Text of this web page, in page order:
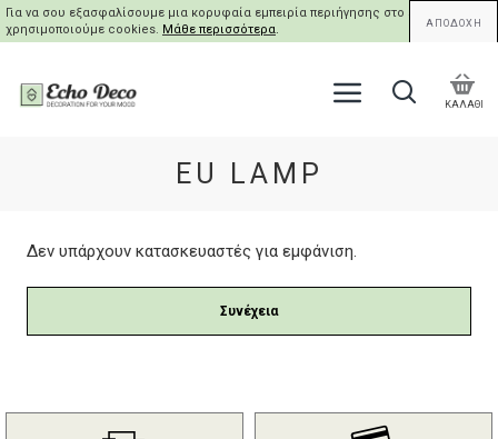
Για να σου εξασφαλίσουμε μια κορυφαία εμπειρία περιήγησης στο site μας,
χρησιμοποιούμε cookies. Μάθε περισσότερα. ΑΠΟΔΟΧΗ
ΚΑΛΑΘΙ
EU LAMP
Δεν υπάρχουν κατασκευαστές για εμφάνιση.
Συνέχεια